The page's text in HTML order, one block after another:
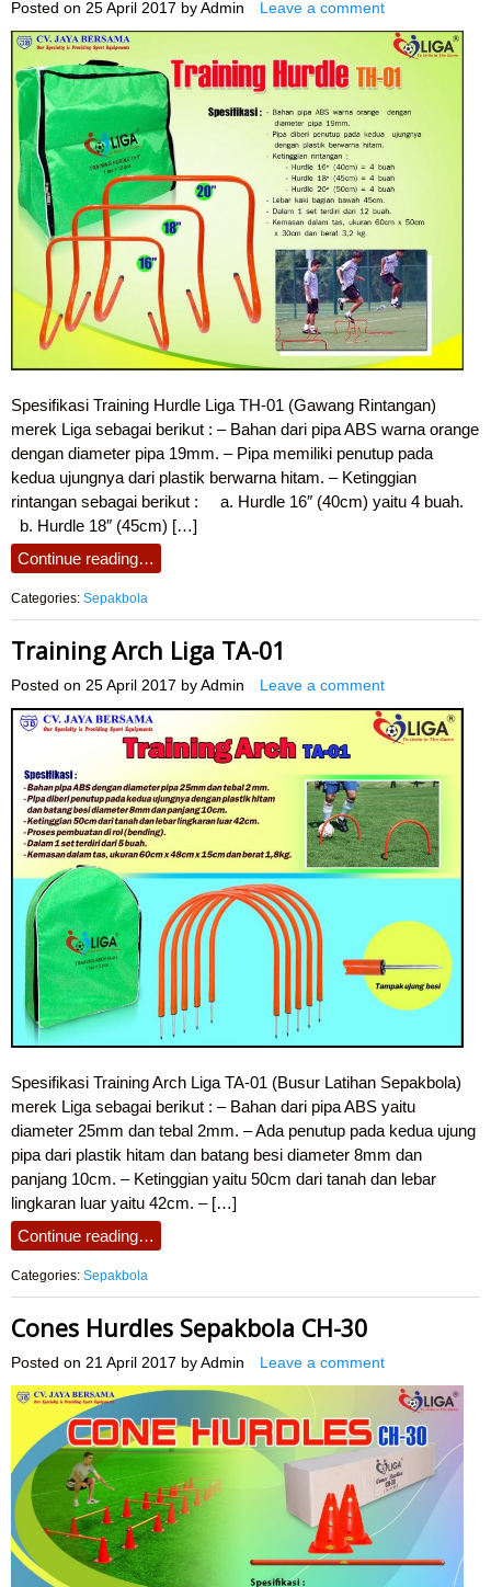
Posted on 25 April 2017 by Admin Leave a comment
Spesifikasi Training Hurdle Liga TH-01 (Gawang Rintangan)
merek Liga sebagai berikut : – Bahan dari pipa ABS warna orange
dengan diameter pipa 19mm. – Pipa memiliki penutup pada
kedua ujungnya dari plastik berwarna hitam. – Ketinggian
rintangan sebagai berikut : a. Hurdle 16″ (40cm) yaitu 4 buah.
b. Hurdle 18″ (45cm) […]
Continue reading…
Categories: Sepakbola
Training Arch Liga TA-01
Posted on 25 April 2017 by Admin Leave a comment
Spesifikasi Training Arch Liga TA-01 (Busur Latihan Sepakbola)
merek Liga sebagai berikut : – Bahan dari pipa ABS yaitu
diameter 25mm dan tebal 2mm. – Ada penutup pada kedua ujung
pipa dari plastik hitam dan batang besi diameter 8mm dan
panjang 10cm. – Ketinggian yaitu 50cm dari tanah dan lebar
lingkaran luar yaitu 42cm. – […]
Continue reading…
Categories: Sepakbola
Cones Hurdles Sepakbola CH-30
Posted on 21 April 2017 by Admin Leave a comment